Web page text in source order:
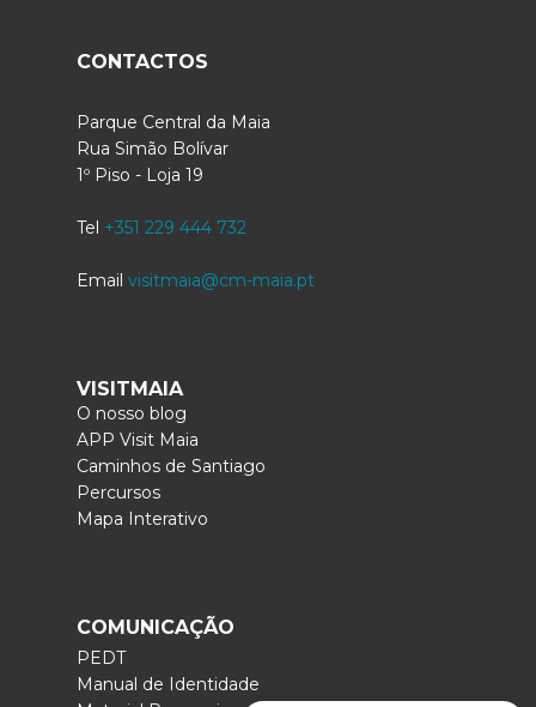
CONTACTOS
Parque Central da Maia
Rua Simão Bolívar
1º Piso - Loja 19
Tel +351 229 444 732
Email visitmaia@cm-maia.pt
VISITMAIA
O nosso blog
APP Visit Maia
Caminhos de Santiago
Percursos
Mapa Interativo
COMUNICAÇÃO
PEDT
Manual de Identidade